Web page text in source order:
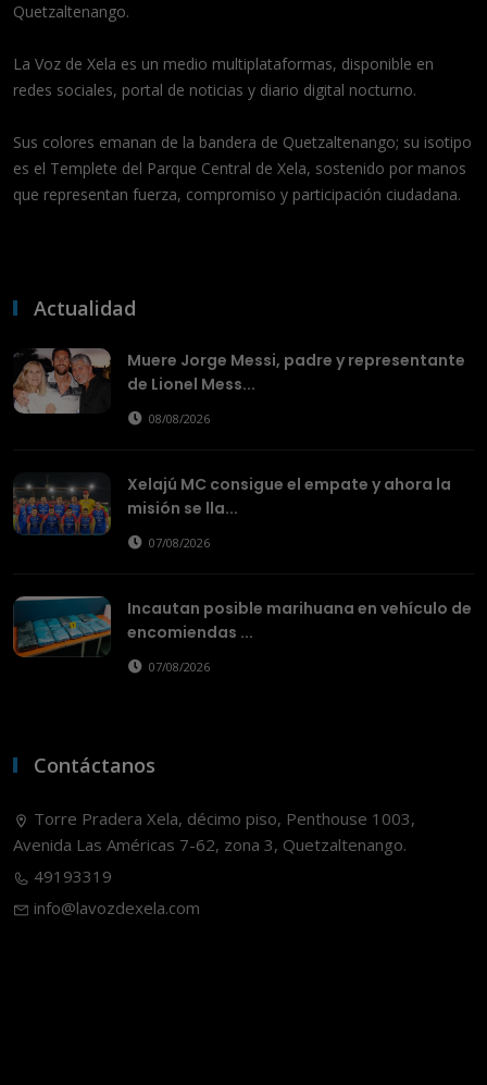
Quetzaltenango.
La Voz de Xela es un medio multiplataformas, disponible en
redes sociales, portal de noticias y diario digital nocturno.
Sus colores emanan de la bandera de Quetzaltenango; su isotipo
es el Templete del Parque Central de Xela, sostenido por manos
que representan fuerza, compromiso y participación ciudadana.
Actualidad
Muere Jorge Messi, padre y representante
de Lionel Mess...
08/08/2026
Xelajú MC consigue el empate y ahora la
misión se lla...
07/08/2026
Incautan posible marihuana en vehículo de
encomiendas ...
07/08/2026
Contáctanos
Torre Pradera Xela, décimo piso, Penthouse 1003,
Avenida Las Américas 7-62, zona 3, Quetzaltenango.
49193319
info@lavozdexela.com